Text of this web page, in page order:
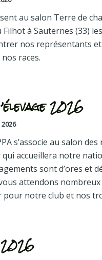
au salon Terre de
à Sauternes (33)
nos représentants
races.
2026
s’associe au salon
qui accueillera notre
sont d’ores et
attendons
pour notre club et nos